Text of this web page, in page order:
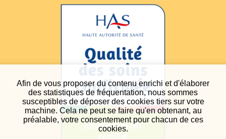
Afin de vous proposer du contenu enrichi et d'élaborer
des statistiques de fréquentation, nous sommes
susceptibles de déposer des cookies tiers sur votre
machine. Cela ne peut se faire qu'en obtenant, au
préalable, votre consentement pour chacun de ces
cookies.